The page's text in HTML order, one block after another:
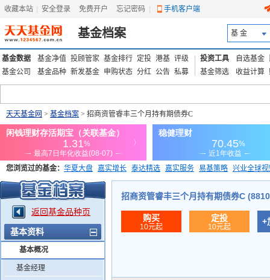
收藏本站 安全登录 免费开户 忘记密码 手机客户端
基金档案 基 金
基金数据 基金净值 投顾管家 基金排行 定投 港基 评级
基金公司
基金品种 新发基金 申购状态 分红 公告 私募
投资工具 自选基金
基金筛选
收益计算
天天基金网 > 基金档案 > 招商资管睿丰三个月持有期债券C
您浏览过的基金： 华夏大盘 嘉实增长 泰达精选 嘉实服务 易基策略 兴业全球
添富优势 华安宏利 上证180价值ETF
返回基金品种页
基本资料
基本概况
基金经理
招商资管睿丰三个月持有期债券C
购买
10元起
定投
10元起
+